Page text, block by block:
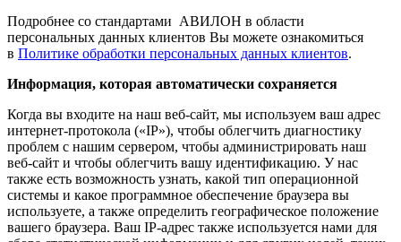
Подробнее со стандартами АВИЛОН в области
персональных данных клиентов Вы можете ознакомиться
в Политике обработки персональных данных клиентов.
Информация, которая автоматически сохраняется
Когда вы входите на наш веб-сайт, мы используем ваш адрес
интернет-протокола («IP»), чтобы облегчить диагностику
проблем с нашим сервером, чтобы администрировать наш
веб-сайт и чтобы облегчить вашу идентификацию. У нас
также есть возможность узнать, какой тип операционной
системы и какое программное обеспечение браузера вы
используете, а также определить географическое положение
вашего браузера. Ваш IP-адрес также используется нами для